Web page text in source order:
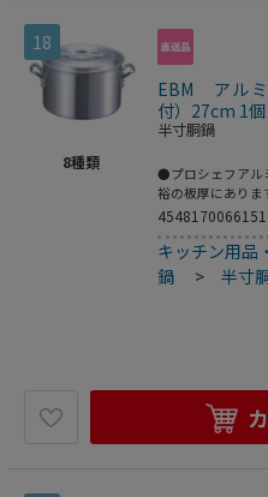
18
8種類
EBM アル
付）27cm 1個
半寸胴鍋
●プロシェフアル
裕の板厚にありま
ちろん、熱が均一
にお届けする、業
熱伝導に優れてい
からじっくり加熱
作りに適してい
にくくなります
4548170066151
キッチン用品
鍋
>半寸